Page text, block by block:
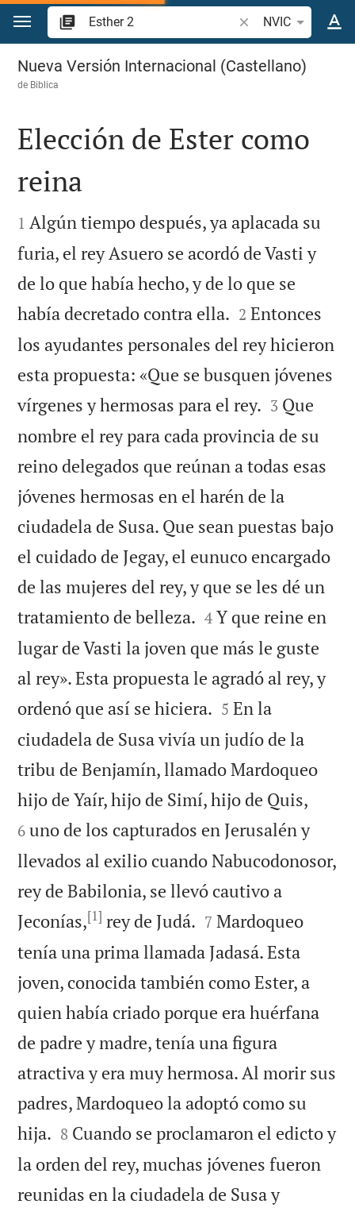
Ir a un contenido
Buscar versículo
NVIC
Esther 2
Nueva Versión Internacional (Castellano)
de Biblica

Elección de Ester como
reina

1 Algún tiempo después, ya aplacada su
furia, el rey Asuero se acordó de Vasti y
de lo que había hecho, y de lo que se
había decretado contra ella. 

2 Entonces
los ayudantes personales del rey hicieron
esta propuesta: «Que se busquen jóvenes
vírgenes y hermosas para el rey. 

3 Que
nombre el rey para cada provincia de su
reino delegados que reúnan a todas esas
jóvenes hermosas en el harén de la
ciudadela de Susa. Que sean puestas bajo
el cuidado de Jegay, el eunuco encargado
de las mujeres del rey, y que se les dé un
tratamiento de belleza. 

4 Y que reine en
lugar de Vasti la joven que más le guste
al rey». Esta propuesta le agradó al rey, y
ordenó que así se hiciera. 

5 En la
ciudadela de Susa vivía un judío de la
tribu de Benjamín, llamado Mardoqueo
hijo de Yaír, hijo de Simí, hijo de Quis,
6 uno de los capturados en Jerusalén y
llevados al exilio cuando Nabucodonosor,
rey de Babilonia, se llevó cautivo a
Jeconías,[1] rey de Judá. 

7 Mardoqueo
tenía una prima llamada Jadasá. Esta
joven, conocida también como Ester, a
quien había criado porque era huérfana
de padre y madre, tenía una figura
atractiva y era muy hermosa. Al morir sus
padres, Mardoqueo la adoptó como su
hija. 

8 Cuando se proclamaron el edicto y
la orden del rey, muchas jóvenes fueron
reunidas en la ciudadela de Susa y